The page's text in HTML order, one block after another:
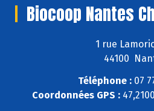
Biocoop Nantes
1 rue
44100
Téléphone :07
Coordonnées GPS :